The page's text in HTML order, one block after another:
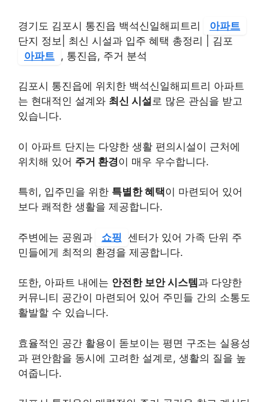
경기도 김포시 통진읍 백석신일해피트리
아파트
단지 정보| 최신 시설과 입주 혜택 총정리 | 김포
아파트 , 통진읍, 주거 분석
김포시 통진읍에 위치한 백석신일해피트리 아파트
는 현대적인 설계와 최신 시설로 많은 관심을 받고
있습니다.
이 아파트 단지는 다양한 생활 편의시설이 근처에
위치해 있어 주거 환경이 매우 우수합니다.
특히, 입주민을 위한 특별한 혜택이 마련되어 있어
보다 쾌적한 생활을 제공합니다.
주변에는 공원과 쇼핑 센터가 있어 가족 단위 주
민들에게 최적의 환경을 제공합니다.
또한, 아파트 내에는 안전한 보안 시스템 과 다양한
커뮤니티 공간이 마련되어 있어 주민들 간의 소통도
활발할 수 있습니다.
효율적인 공간 활용이 돋보이는 평면 구조는 실용성
과 편안함을 동시에 고려한 설계로, 생활의 질을 높
여줍니다.